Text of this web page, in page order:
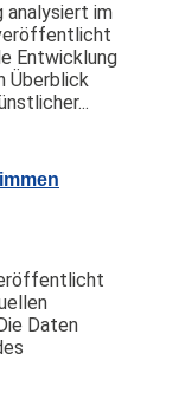
analysiert im
Entwicklung
Überblick
Daten